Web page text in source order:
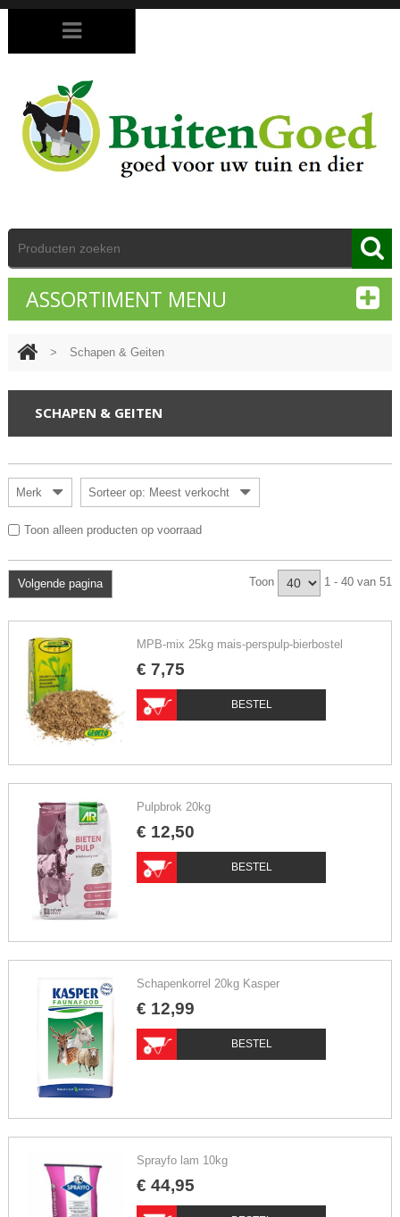
ASSORTIMENT MENU
> Schapen & Geiten
SCHAPEN & GEITEN
Merk Sorteer op: Meest verkocht
Toon alleen producten op voorraad
Volgende pagina Toon 1 - 40 van 51
MPB-mix 25kg mais-perspulp-bierbostel
€ 7,75
BESTEL
Pulpbrok 20kg
€ 12,50
BESTEL
Schapenkorrel 20kg Kasper
€ 12,99
BESTEL
Sprayfo lam 10kg
€ 44,95